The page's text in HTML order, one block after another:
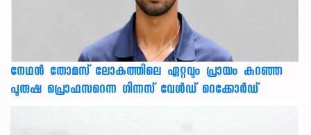
നേഥന്‍ തോമസ് ലോകത്തിലെ ഏറ്റവും പ്രായം കുറഞ്ഞ
പുരുഷ പ്രൊഫസറെന്ന ഗിന്നസ് വേള്‍ഡ് റെക്കോര്‍ഡ്